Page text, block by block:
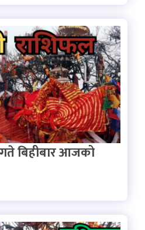
बिहीबार आजको